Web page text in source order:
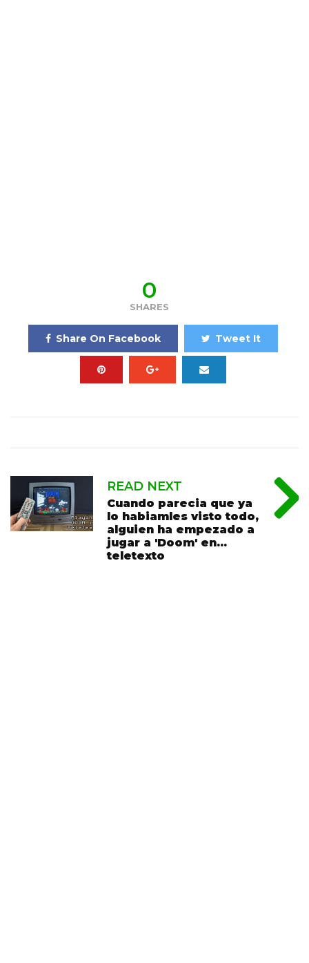
0
SHARES
Share On Facebook Tweet It
READ NEXT
Cuando parecia que ya
lo habiamles visto todo,
alguien ha empezado a
jugar a 'Doom' en...
teletexto